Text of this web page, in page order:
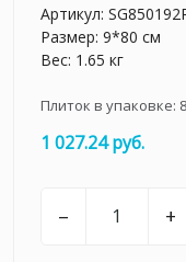
Артикул:
Размер: 9*80 см
Вес: 1.65 кг
Плиток в упаковке: 8
1 027.24 руб.
– +